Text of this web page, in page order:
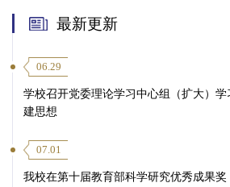
最新更新
06.29
学校召开党委理论学习中心组（扩大）
建思想
07.01
我校在第十届教育部科学研究优秀成果